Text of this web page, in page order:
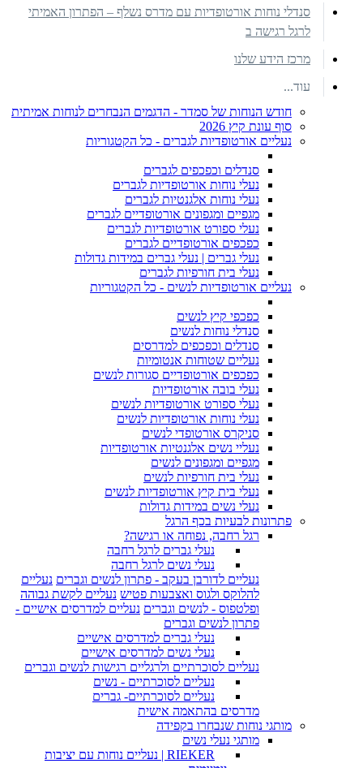
סנדלי נוחות אורטופדיות עם מדרס נשלף – הפתרון האמיתי
לרגל רגישה ב
מרכז הידע שלנו
עוד...
חודש הנוחות של סמדר - הדגמים הנבחרים לנוחות אמיתית
סוף עונת קיץ 2026
נעליים אורטופדיות לגברים - כל הקטגוריות
סנדלים וכפכפים לגברים
נעלי נוחות אורטופדיות לגברים
נעלי נוחות אלגנטיות לגברים
מגפיים ומגפונים אורטופדיים לגברים
נעלי ספורט אורטופדיות לגברים
כפכפים אורטופדיים לגברים
נעלי גברים | נעלי גברים במידות גדולות
נעלי בית חורפיות לגברים
נעליים אורטופדיות לנשים - כל הקטגוריות
כפכפי קיץ לנשים
סנדלי נוחות לנשים
סנדלים וכפכפים למדרסים
נעליים שטוחות אנטומיות
כפכפים אורטופדיים סגורות לנשים
נעלי בובה אורטופדיות
נעלי ספורט אורטופדיות לנשים
נעלי נוחות אורטופדיות לנשים
סניקרס אורטופדי לנשים
נעליי נשים אלגנטיות אורטופדיות
מגפיים ומגפונים לנשים
נעלי בית חורפיות לנשים
נעלי בית קיץ אורטופדיות לנשים
נעלי נשים במידות גדולות
פתרונות לבעיות בכף הרגל
רגל רחבה, נפוחה או רגישה?
נעלי גברים לרגל רחבה
נעלי נשים לרגל רחבה
נעליים לדורבן בעקב - פתרון לנשים וגברים נעליים
להלוקס ולגוס ואצבעות פטיש נעליים לקשת גבוהה
ופלטפוס - לנשים וגברים נעליים למדרסים אישיים -
פתרון לנשים וגברים
נעלי גברים למדרסים אישיים
נעלי נשים למדרסים אישיים
נעליים לסוכרתיים ולרגליים רגישות לנשים וגברים
נעליים לסוכרתיים - נשים
נעליים לסוכרתיים- גברים
מדרסים בהתאמה אישית
מותגי נוחות שנבחרו בקפידה
מותגי נעלי נשים
RIEKER | נעליים נוחות עם יציבות